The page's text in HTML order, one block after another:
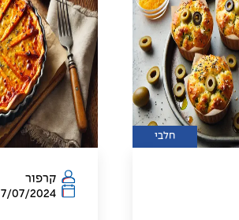
חלבי
קרפור
07/2024